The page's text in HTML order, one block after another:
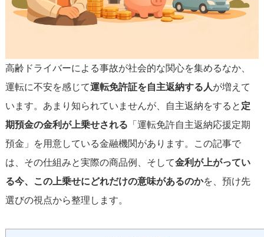
高齢ドライバーによる事故が社会的な関心を集めるなか、
運転に不安を感じて運転免許証を自主返納する人が増えて
います。あまり知られていませんが、自主返納をすると 定
期預金の金利が上乗せされる 「運転免許自主返納応援定期
預金」を用意している金融機関があります。この記事で
は、その仕組みと実際の商品例、そして金利が上がってい
る今、この上乗せにどれだけの意味があるのかを、預け先
選びの視点から整理します。